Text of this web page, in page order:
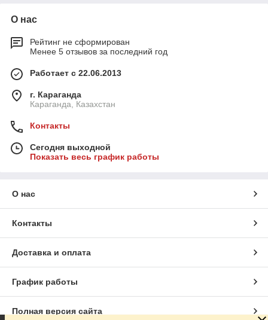
О нас
Рейтинг не сформирован
Менее 5 отзывов за последний год
Работает с 22.06.2013
г. Караганда
Караганда, Казахстан
Контакты
Сегодня выходной
Показать весь график работы
О нас
Контакты
Доставка и оплата
График работы
Полная версия сайта